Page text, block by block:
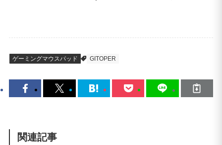
ゲーミングマウスパッド GITOPER
関連記事